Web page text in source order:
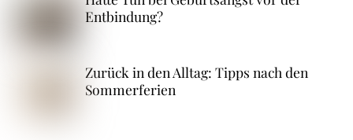
Entbindung?
Zurück in den Alltag: Tipps nach den
Sommerferien